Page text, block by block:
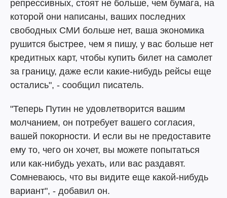
репрессивных, стоят не больше, чем бумага, на
которой они написаны, ваших последних
свободных СМИ больше нет, ваша экономика
рушится быстрее, чем я пишу, у вас больше нет
кредитных карт, чтобы купить билет на самолет
за границу, даже если какие-нибудь рейсы еще
остались", - сообщил писатель.
"Теперь Путин не удовлетворится вашим
молчанием, он потребует вашего согласия,
вашей покорности. И если вы не предоставите
ему то, чего он хочет, вы можете попытаться
или как-нибудь уехать, или вас раздавят.
Сомневаюсь, что вы видите еще какой-нибудь
вариант", - добавил он.